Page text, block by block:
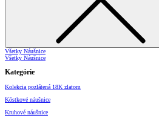
Všetky Náušnice
Všetky Náušnice
Kategórie
Kolekcia pozlátená 18K zlatom
Kôstkové náušnice
Kruhové náušnice